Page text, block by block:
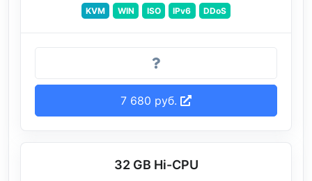
KVM WIN ISO IPv6 DDoS
7 680 руб.
32 GB Hi-CPU